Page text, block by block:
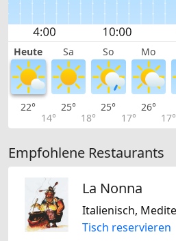
Heute Sa So Mo
22°
14°
25°
18°
25°
17°
26°
17°
Empfohlene Restaurants
La Nonna
Tisch reservieren